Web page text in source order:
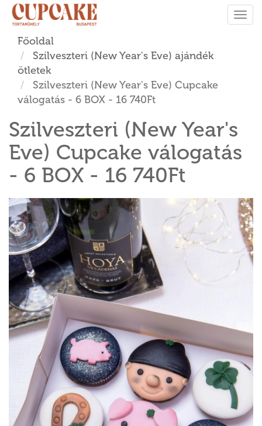
Főoldal
Szilveszteri (New Year's Eve) ajándék
ötletek
Szilveszteri (New Year's Eve) Cupcake
válogatás - 6 BOX - 16 740Ft
Szilveszteri (New Year's
Eve) Cupcake válogatás
- 6 BOX - 16 740Ft